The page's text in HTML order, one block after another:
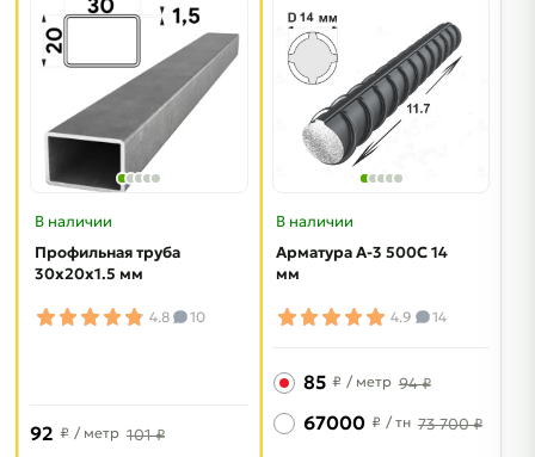
В наличии
Профильная труба
30х20х1.5 мм
4.8 10
92 ₽ / метр 101 ₽
В наличии
Арматура A-3 500C 14
мм
4.9 14
85 ₽ / метр 94 ₽
67000 ₽ / тн 73 700 ₽